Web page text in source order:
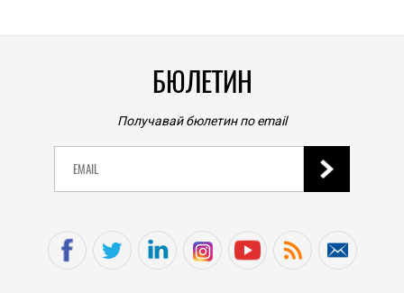
БЮЛЕТИН
Получавай бюлетин по email